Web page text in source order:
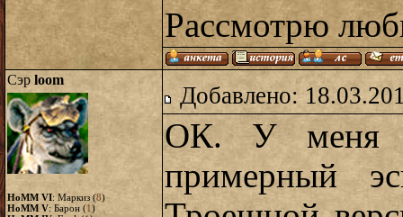
Рассмотрю
Сэр loom
HoMM VI: Маркиз (8)
HoMM V: Барон (1)
Добавлено:
ОК. У меня
примерный